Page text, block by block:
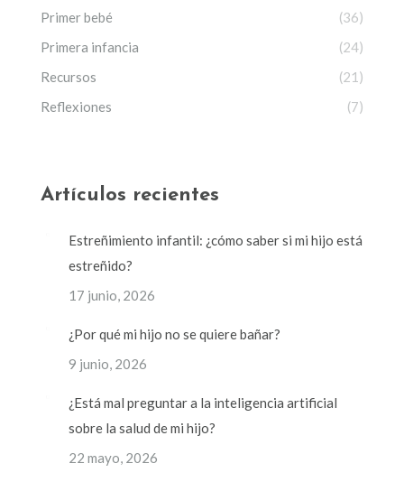
Primer bebé
(36)
Primera infancia
(24)
Recursos
(21)
Reflexiones
(7)
Artículos recientes
Estreñimiento infantil: ¿cómo saber si mi hijo está
estreñido?
17 junio, 2026
¿Por qué mi hijo no se quiere bañar?
9 junio, 2026
¿Está mal preguntar a la inteligencia artificial
sobre la salud de mi hijo?
22 mayo, 2026